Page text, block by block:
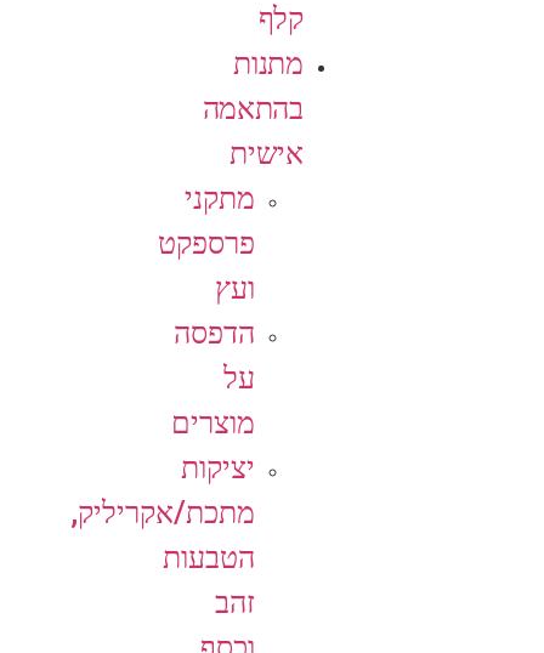
קלף
מתנות
בהתאמה
אישית
מתקני
פרספקט
ועץ
הדפסה
על
מוצרים
יציקות
מתכת/אקריליק,
הטבעות
זהב